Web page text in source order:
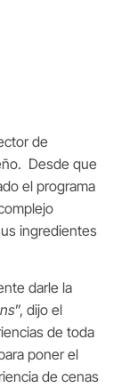
de
Desde que
el programa
ingredientes
darle la
”, dijo el
de toda
poner el
de cenas